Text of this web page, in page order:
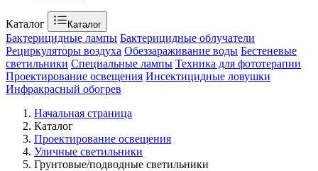
Каталог Каталог
Бактерицидные лампы Бактерицидные облучатели
Рециркуляторы воздуха Обеззараживание воды Бестеневые
светильники Специальные лампы Техника для фототерапии
Проектирование освещения Инсектицидные ловушки
Инфракрасный обогрев
Начальная страница
Каталог
Проектирование освещения
Уличные светильники
Грунтовые/подводные светильники